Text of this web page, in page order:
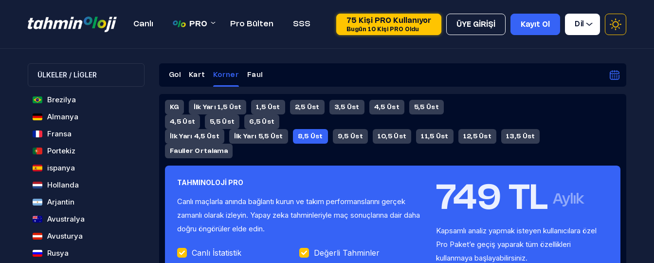
Canlı PRO Pro Bülten SSS 75 Kişi PRO Kullanıyor
Bugün 10 Kişi PRO Oldu
ÜYE GİRİŞİ Kayıt Ol Dil
ÜLKELER / LİGLER
Brezilya
Almanya
Fransa
Portekiz
ispanya
Hollanda
Arjantin
Avustralya
Avusturya
Rusya
Gol Kart Korner Faul
KG İlk Yarı 1,5 Üst 1,5 Üst 2,5 Üst 3,5 Üst 4,5 Üst 5,5 Üst
4,5 Üst 5,5 Üst 6,5 Üst
İlk Yarı 4,5 Üst İlk Yarı 5,5 Üst 8,5 Üst 9,5 Üst 10,5 Üst 11,5 Üst 12,5 Üst 13,5 Üst
Fauller Ortalama
TAHMINOLOJİ PRO
Canlı maçlarla anında bağlantı kurun ve takım performanslarını gerçek
zamanlı olarak izleyin. Yapay zeka tahminleriyle maç sonuçlarına dair daha
doğru öngörüler elde edin.
Canlı İstatistik
Değerli Tahminler
749 TL Aylık
Kapsamlı analiz yapmak isteyen kullanıcılara özel
Pro Paket’e geçiş yaparak tüm özellikleri
kullanmaya başlayabilirsiniz.